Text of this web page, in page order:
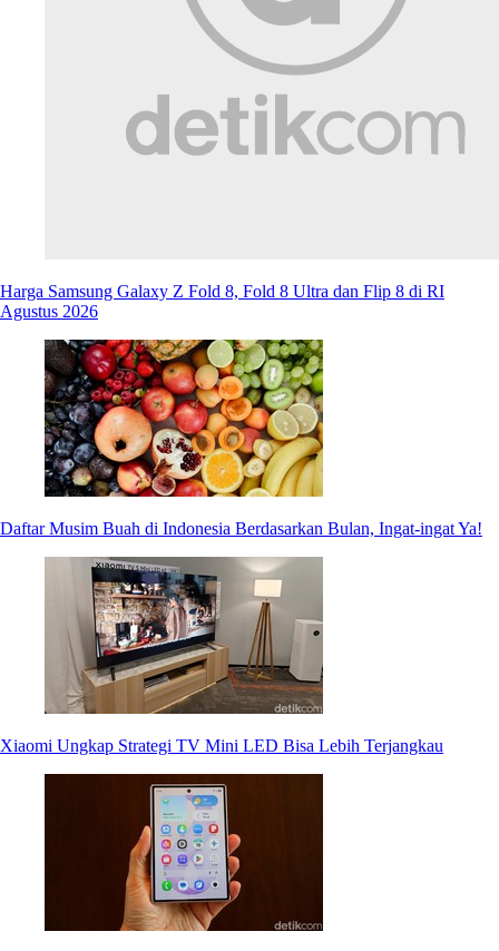
Harga Samsung Galaxy Z Fold 8, Fold 8 Ultra dan Flip 8 di RI
Agustus 2026
Daftar Musim Buah di Indonesia Berdasarkan Bulan, Ingat-ingat Ya!
Xiaomi Ungkap Strategi TV Mini LED Bisa Lebih Terjangkau